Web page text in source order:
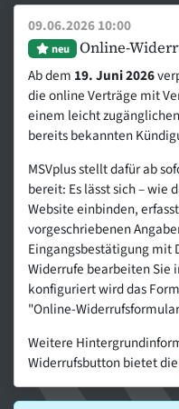
09.06.2026 10:00
neu Online-
Ab dem 19. Juni 2026
die online Verträge mit
einem leicht
bereits bekannten
MSVplus stellt dafür ab
bereit: Es lässt sich – wie
Website einbinden,
vorgeschriebenen
Eingangsbestätigung mit
Widerrufe bearbeiten Sie
konfiguriert wird das
"Online-
Weitere
Widerrufsbutton bietet